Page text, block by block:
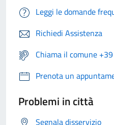
Leggi le domande
Richiedi Assistenza
Chiama il comune
Prenota un
Problemi in città
Segnala disservizio